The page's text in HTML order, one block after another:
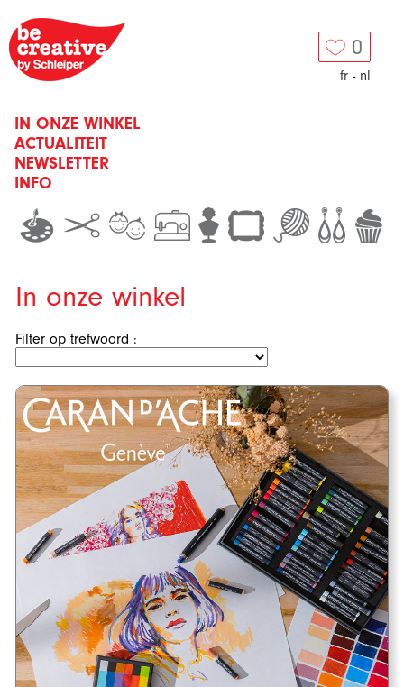
0
fr - nl
IN ONZE WINKEL
ACTUALITEIT
NEWSLETTER
INFO
In onze winkel
Filter op trefwoord :